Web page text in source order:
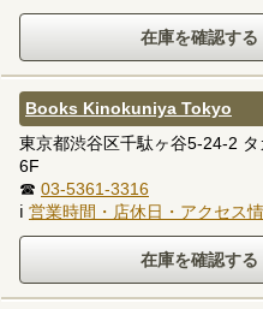
Books Kinokuniya Tokyo
東京都渋谷区千駄ヶ谷5-24-2
6F
☎ 03-5361-3316
ℹ 営業時間・店休日・アクセス